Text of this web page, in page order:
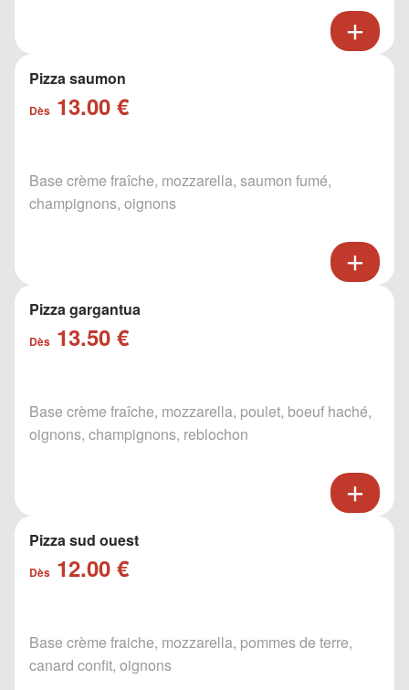
Pizza saumon
Dès 13.00 €
Base crème fraîche, mozzarella, saumon fumé,
champignons, oignons
Pizza gargantua
Dès 13.50 €
Base crème fraîche, mozzarella, poulet, boeuf haché,
oignons, champignons, reblochon
Pizza sud ouest
Dès 12.00 €
Base crème fraiche, mozzarella, pommes de terre,
canard confit, oignons